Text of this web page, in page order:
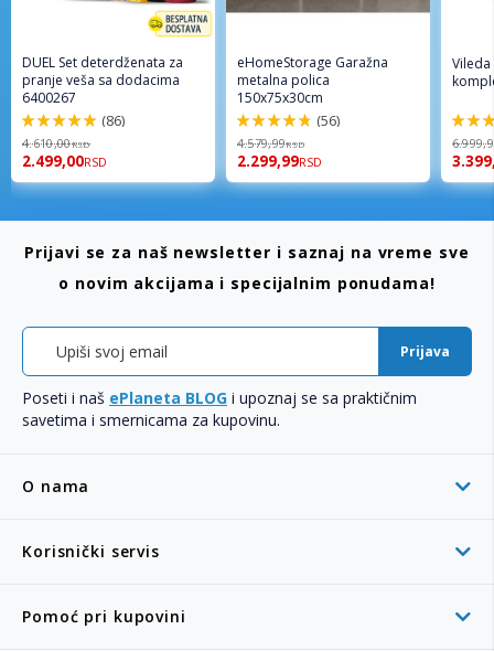
DUEL Set deterdženata za
pranje veša sa dodacima
6400267
98%
(86)
4.610,00RSD
2.499,00RSD
eHomeStorage Garažna
metalna polica
150x75x30cm
96%
(56)
4.579,99RSD
2.299,99RSD
92%
O nama
Korisnički servis
Pomoć pri kupovini
Prijavi se za naš newsletter i saznaj na vreme sve
o novim akcijama i specijalnim ponudama!
Prijava
Poseti i naš ePlaneta BLOG i upoznaj se sa praktičnim
savetima i smernicama za kupovinu.